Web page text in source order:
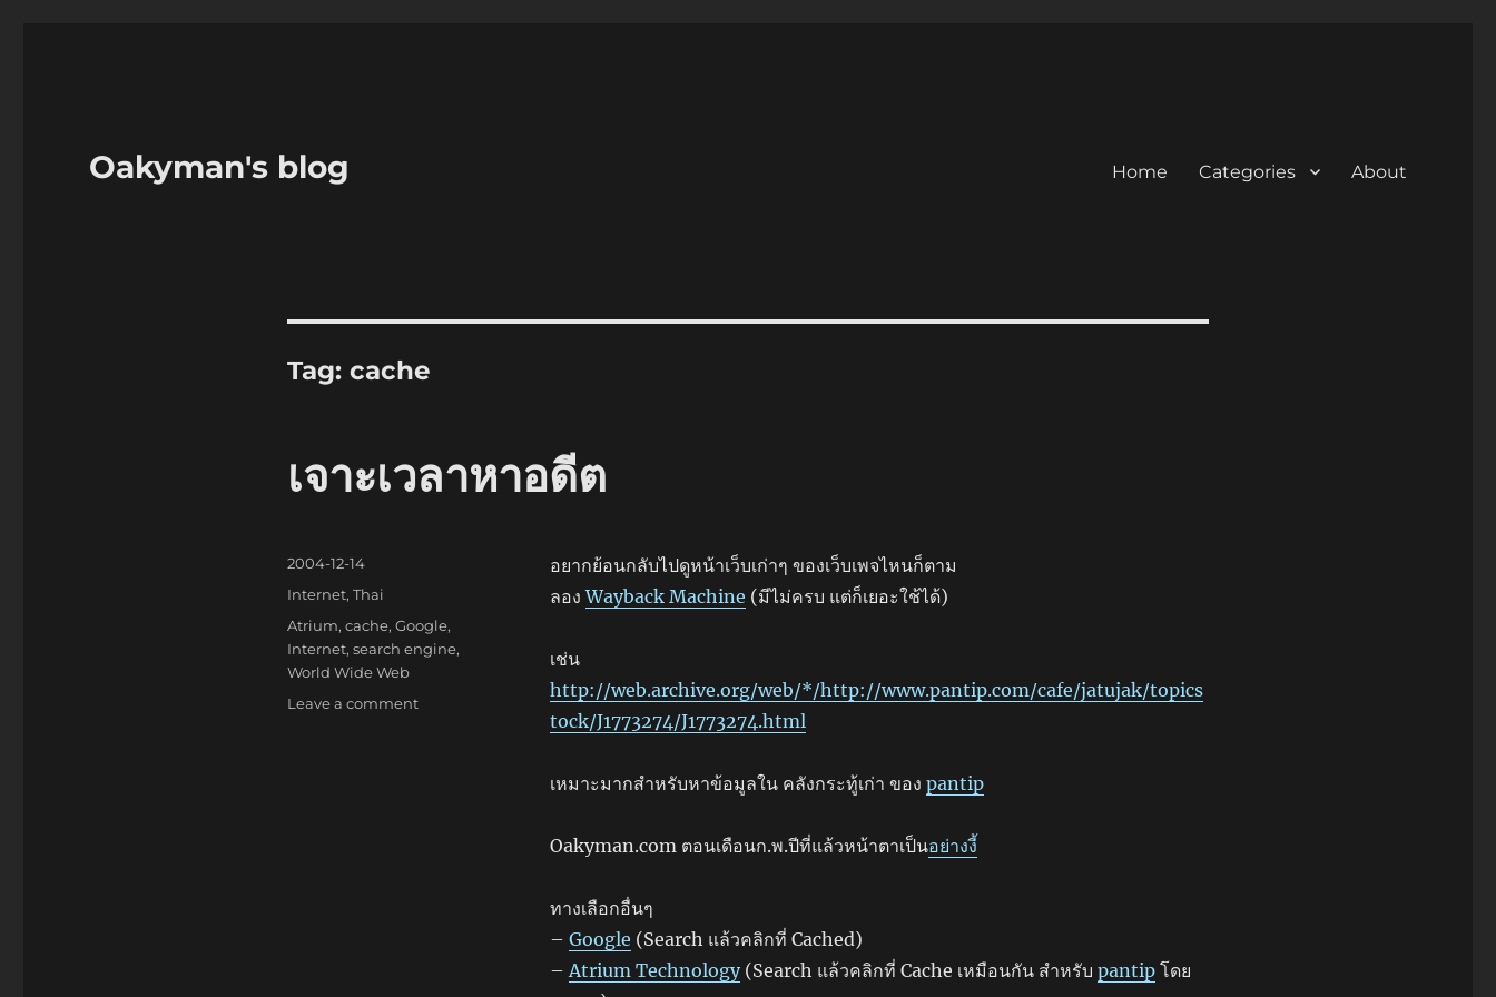
Oakyman's blog Home Categories About
Tag: cache
เจาะเวลาหาอดีต
อยากย้อนกลับไปดูหน้าเว็บเก่าๆ ของเว็บเพจไหนก็ตาม
ลองWayback Machine (มีไม่ครบ แต่ก็เยอะใช้ได้)
เช่น
http://web.archive.org/web/*/http://www.pantip.com/cafe/jatujak/topics
tock/J1773274/J1773274.html
เหมาะมากสำหรับหาข้อมูลใน คลังกระทู้เก่า ของpantip
Oakyman.com ตอนเดือนก.พ.ปีที่แล้วหน้าตาเป็นอย่างงี้
ทางเลือกอื่นๆ
–Google (Search แล้วคลิกที่ Cached)
–Atrium Technology(Search แล้วคลิกที่ Cache เหมือนกัน สำหรับpantip โดย
Posted
2004-12-14
Categories
Internet, Thai
Tags
Atrium, cache, Google,
Internet, search engine,
World Wide Web
Leave a commenton